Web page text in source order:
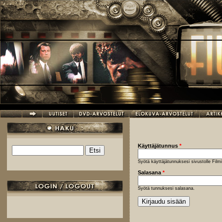
Hyppää pääsisältöön
Hakulomake
Käyttäjätunnus *
Syötä käyttäjätunnuksesi sivustolle
Salasana *
Syötä tunnuksesi salasana.